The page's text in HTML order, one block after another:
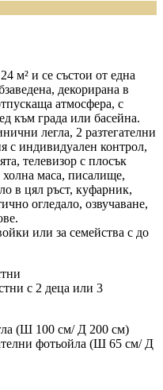
м² и се състои от една
декорирана в
атмосфера, с
към града или басейна.
легла, 2 разтегателни
с индивидуален контрол,
телевизор с плосък
маса, писалище,
в цял ръст, куфарник,
огледало, озвучаване,
или за семейства с до
с 2 деца или 3
(Ш 100 см/ Д 200 см)
фотьойла (Ш 65 см/ Д